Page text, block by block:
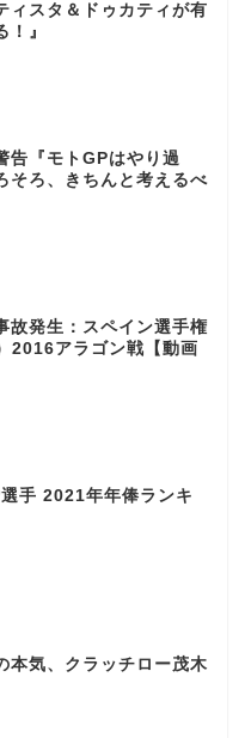
ィスタ＆ドゥカティが有
！』
告『モトGPはやり過
そろ、きちんと考えるべ
故発生：スペイン選手権
2016アラゴン戦【動画
手 2021年年俸ランキ
本気、クラッチロー茂木